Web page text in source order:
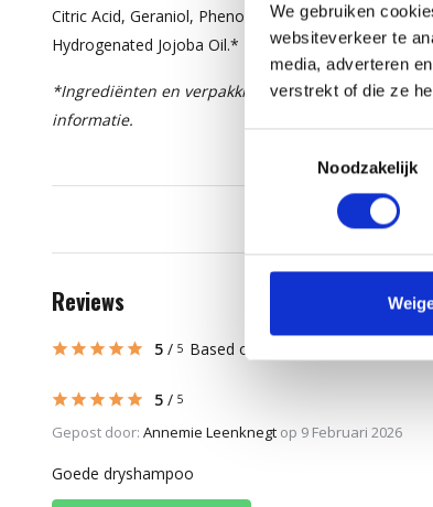
We gebruiken
websiteverkeer te
media, adverteren
verstrekt of die ze
Noodzakelijk
Citric Acid, Geraniol, Phenoxyethanol, Limonene,
Hydrogenated Jojoba Oil.*
*Ingrediënten en verpakking kunnen wijzigen.
informatie.
Reviews
5 / 5 Based on 1 reviews
5 / 5
Gepost door: Annemie Leenknegt op 9 Februari 2026
Goede dryshampoo